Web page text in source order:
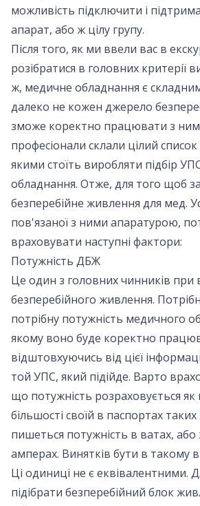
можливість підключити і
апарат, або ж цілу групу.
Після того, як ми ввели вас в
розібратися в головних критерії
ж, медичне обладнання є
далеко не кожен джерело
зможе коректно працювати з
професіонали склали цілий
якими стоїть виробляти підбір
обладнання. Отже, для того щоб
безперебійне живлення для мед.
пов'язаної з ними апаратурою,
враховувати наступні фактори:
Потужність ДБЖ
Це один з головних чинників при
безперебійного живлення.
потрібну потужність медичного
якому воно буде коректно
відштовхуючись від цієї
той УПС, який підійде. Варто
що потужність розраховується як
більшості своїй в паспортах
пишеться потужність в ватах,
амперах. Винятків бути в такому
Ці одиниці не є еквівалентними.
підібрати безперебійний блок